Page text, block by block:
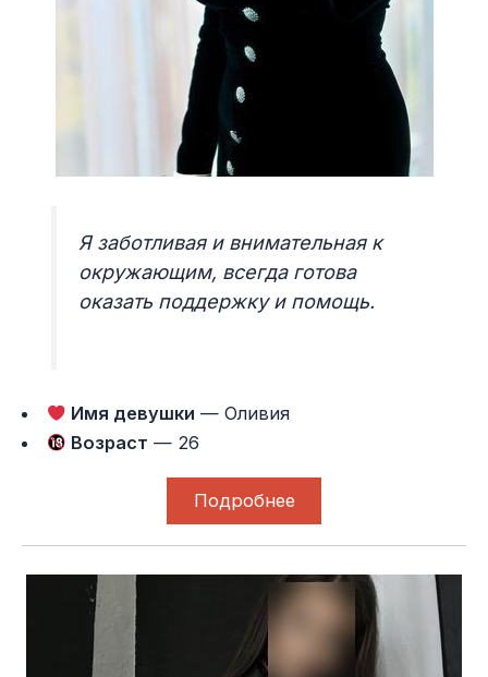
Я заботливая и внимательная к
окружающим, всегда готова
оказать поддержку и помощь.
Имя девушки — Оливия
Возраст — 26
Подробнее